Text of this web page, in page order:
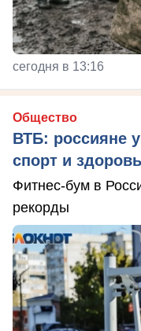
сегодня в 13:16
Общество
ВТБ: россияне
спорт и
Фитнес-бум в
рекорды